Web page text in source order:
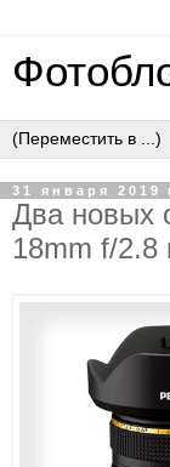
31 января 2019
Два новых
18mm f/2.8